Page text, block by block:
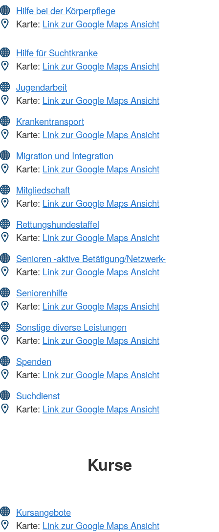
Hilfe bei der Körperpflege
Karte: Link zur Google Maps Ansicht
Hilfe für Suchtkranke
Karte: Link zur Google Maps Ansicht
Jugendarbeit
Karte: Link zur Google Maps Ansicht
Krankentransport
Karte: Link zur Google Maps Ansicht
Migration und Integration
Karte: Link zur Google Maps Ansicht
Mitgliedschaft
Karte: Link zur Google Maps Ansicht
Rettungshundestaffel
Karte: Link zur Google Maps Ansicht
Senioren -aktive Betätigung/Netzwerk-
Karte: Link zur Google Maps Ansicht
Seniorenhilfe
Karte: Link zur Google Maps Ansicht
Sonstige diverse Leistungen
Karte: Link zur Google Maps Ansicht
Spenden
Karte: Link zur Google Maps Ansicht
Suchdienst
Karte: Link zur Google Maps Ansicht
Kurse
Kursangebote
Karte: Link zur Google Maps Ansicht